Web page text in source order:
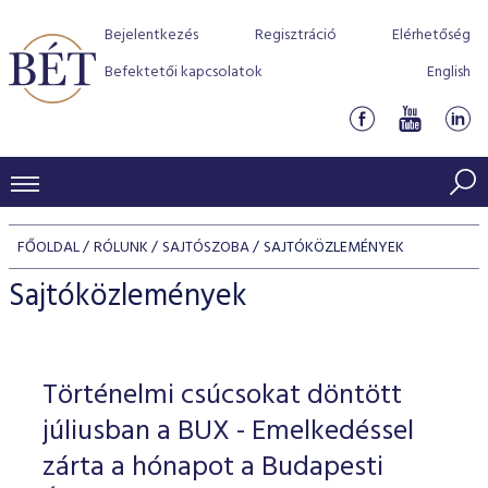
Bejelentkezés Regisztráció
Elérhetőség
Befektetői kapcsolatok
English
KERESKEDÉSI ADATOK
INDEXEK
Jelzáloglevél indexek
Vállalati kötvény indexek
Azonnali Piac
Részvények
Származékos piac
BEFEKTETŐK
Részvény szekció
Hitelpapír szekció
BÉT szabályzatok
Befektetővédelem
Alkalmazott díjstruktúra
Elszámolás
Részvény és vállalati kötvény tőzsdei bevezetését
program
BÉT Xtend - Részvénypiac egyszerűen
TŐZSDETAGOK
Tőzsdetagok, üzletkötők
VENDOROK
FŐOLDAL RÓLUNK SAJTÓSZOBA SAJTÓKÖZLEMÉNYEK
Sajtóközlemények
Történelmi csúcsokat döntött
júliusban a BUX - Emelkedéssel
zárta a hónapot a Budapesti